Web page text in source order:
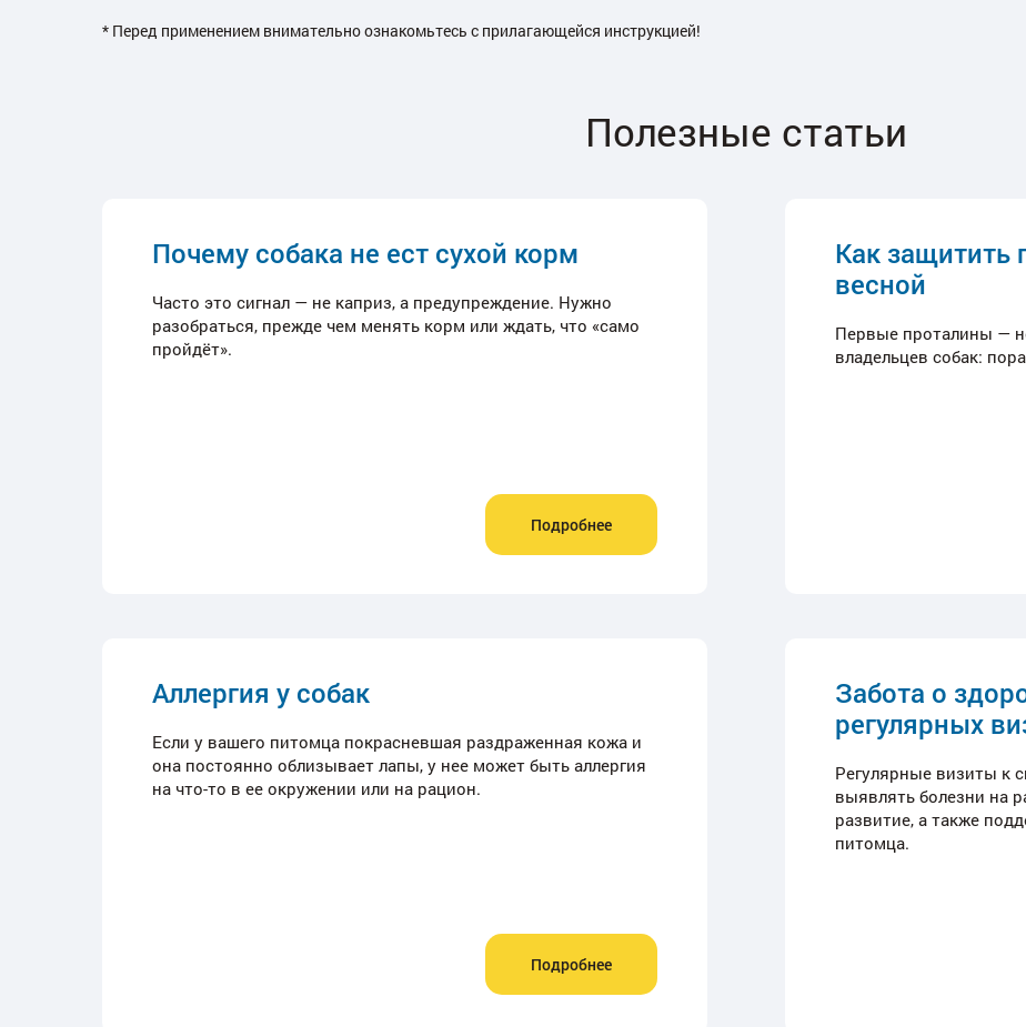
* Перед применением внимательно ознакомьтесь с прилагающейся инструкцией!
Полезные статьи
Почему собака не ест сухой корм
Часто это сигнал — не каприз, а предупреждение. Нужно
разобраться, прежде чем менять корм или ждать, что «само
пройдёт».
Подробнее
Как защитить
весной
Первые проталины —
владельцев собак:
Аллергия у собак
Если у вашего питомца покрасневшая раздраженная кожа и
она постоянно облизывает лапы, у нее может быть аллергия
на что-то в ее окружении или на рацион.
Подробнее
Забота о
регулярных
Регулярные визиты к
выявлять болезни на
развитие, а также
питомца.